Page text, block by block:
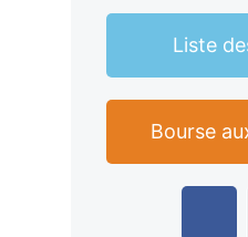
Liste
Bourse